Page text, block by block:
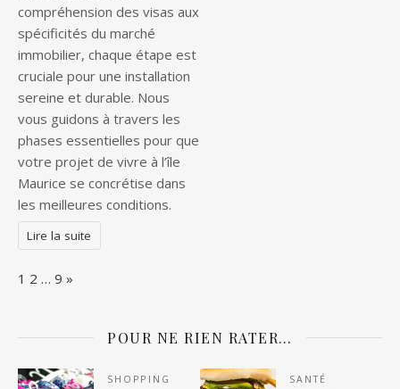
compréhension des visas aux
spécificités du marché
immobilier, chaque étape est
cruciale pour une installation
sereine et durable. Nous
vous guidons à travers les
phases essentielles pour que
votre projet de vivre à l’île
Maurice se concrétise dans
les meilleures conditions.
Lire la suite
Page:
1 2 … 9 Next
»
POUR NE RIEN RATER…
SHOPPING SANTÉ